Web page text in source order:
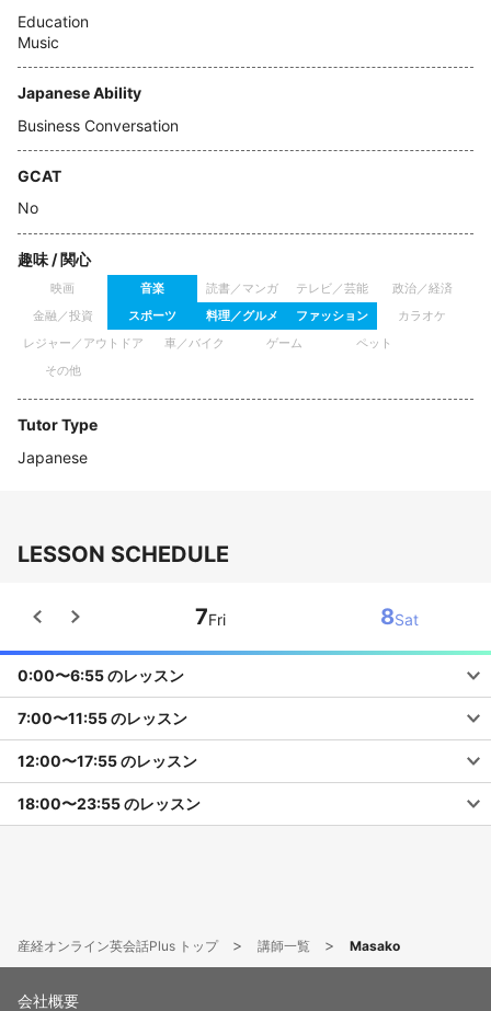
Education
Music
Japanese Ability
Business Conversation
GCAT
No
趣味 / 関心
映画 音楽 読書／マンガ テレビ／芸能
政治／経済
金融／投資
スポーツ 料理／グルメ ファッション
カラオケ
レジャー／アウトドア
車／バイク ゲーム
ペット
その他
Tutor Type
Japanese
LESSON SCHEDULE
7Fri 8Sat
0:00〜6:55 のレッスン
7:00〜11:55 のレッスン
12:00〜17:55 のレッスン
18:00〜23:55 のレッスン
産経オンライン英会話Plus トップ 講師一覧 Masako
会社概要